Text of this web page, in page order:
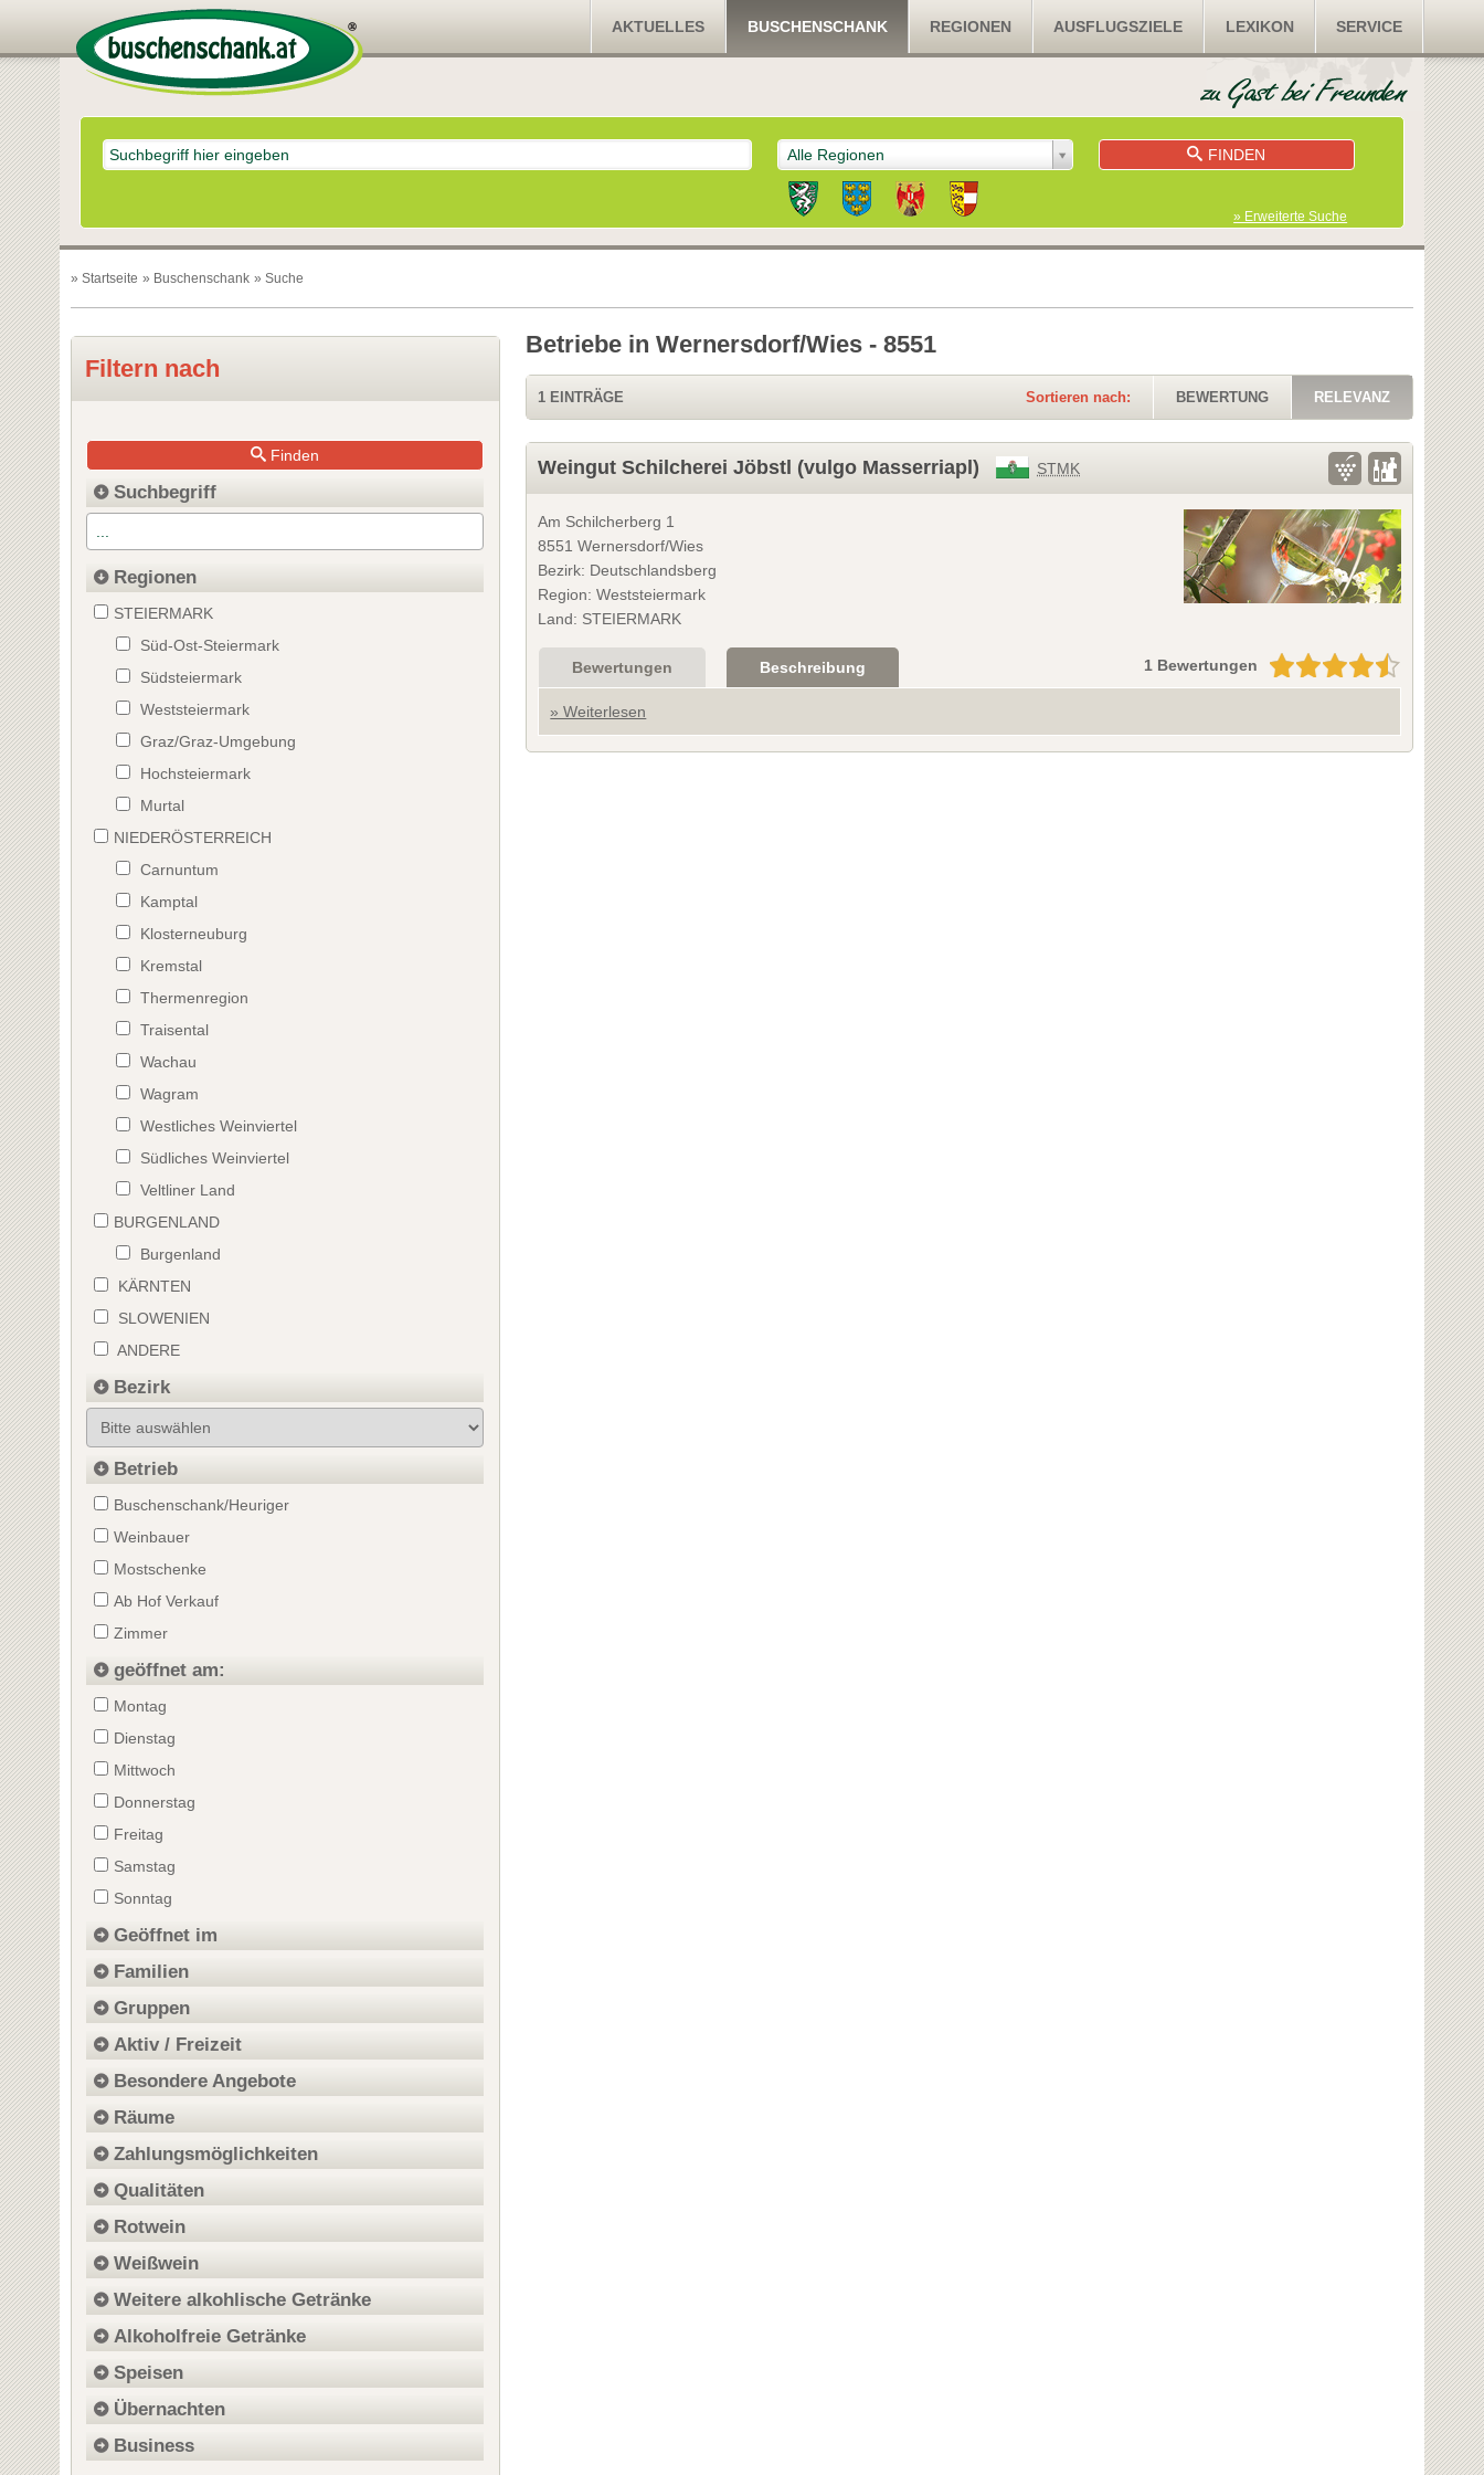
AKTUELLES BUSCHENSCHANK REGIONEN AUSFLUGSZIELE LEXIKON SERVICE
Alle Regionen FINDEN
» Erweiterte Suche
» Startseite » Buschenschank » Suche
Betriebe in Wernersdorf/Wies - 8551
1 EINTRÄGE Sortieren nach: BEWERTUNG RELEVANZ
Weingut Schilcherei Jöbstl (vulgo Masserriapl) STMK
Am Schilcherberg 1
8551 Wernersdorf/Wies
Bezirk: Deutschlandsberg
Region: Weststeiermark
Land: STEIERMARK
Bewertungen Beschreibung 1 Bewertungen
» Weiterlesen
Filtern nach
Finden
Suchbegriff
Regionen
STEIERMARK
Süd-Ost-Steiermark
Südsteiermark
Weststeiermark
Graz/Graz-Umgebung
Hochsteiermark
Murtal
NIEDERÖSTERREICH
Carnuntum
Kamptal
Klosterneuburg
Kremstal
Thermenregion
Traisental
Wachau
Wagram
Westliches Weinviertel
Südliches Weinviertel
Veltliner Land
BURGENLAND
Burgenland
KÄRNTEN
SLOWENIEN
ANDERE
Bezirk
Betrieb
Buschenschank/Heuriger
Weinbauer
Mostschenke
Ab Hof Verkauf
Zimmer
geöffnet am:
Montag
Dienstag
Mittwoch
Donnerstag
Freitag
Samstag
Sonntag
Geöffnet im
Familien
Gruppen
Aktiv / Freizeit
Besondere Angebote
Räume
Zahlungsmöglichkeiten
Qualitäten
Rotwein
Weißwein
Weitere alkohlische Getränke
Alkoholfreie Getränke
Speisen
Übernachten
Business